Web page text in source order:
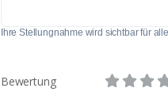
Ihre Stellungnahme wird sichtbar für
Bewertung